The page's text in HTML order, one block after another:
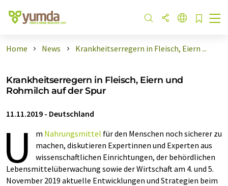
Home News Krankheitserregern in Fleisch, Eiern ...
Krankheitserregern in Fleisch, Eiern und
Rohmilch auf der Spur
11.11.2019 - Deutschland
U m Nahrungsmittel für den Menschen noch sicherer zu
machen, diskutieren Expertinnen und Experten aus
wissenschaftlichen Einrichtungen, der behördlichen
Lebensmittelüberwachung sowie der Wirtschaft am 4. und 5.
November 2019 aktuelle Entwicklungen und Strategien beim